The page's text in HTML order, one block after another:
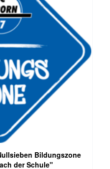
Bildungszone
der Schule"